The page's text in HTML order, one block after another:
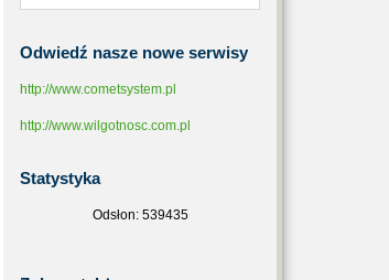
Odwiedź nasze nowe serwisy
http://www.cometsystem.pl
http://www.wilgotnosc.com.pl
Statystyka
Odsłon: 539435